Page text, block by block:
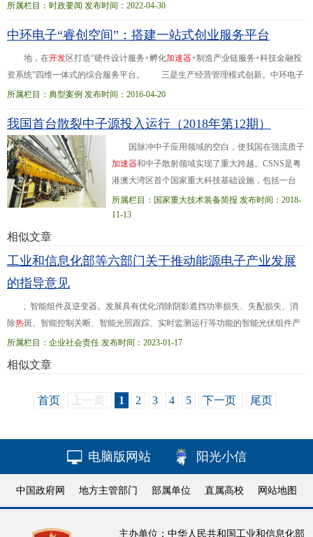
所属栏目：时政要闻 发布时间：2022-04-30
中环电子“睿创空间”：搭建一站式创业服务平台
地，在开发区打造“硬件设计服务+孵化加速器+制造产业链服务+科技金融投
资系统”四维一体式的综合服务平台。 三是生产经营管理模式创新。中环电子
集团积极推进企业与高校、科研院所、外部技术团队进行技术合作，促进技术创
3.5万平方米的产业化平台，一站式解决企业从初创、成长至壮大所需的空间、资
金、平台和服务。天津中环智地孵化平台预计每年引进10~15家智能硬件类创业项
目团队。
所属栏目：典型案例 发布时间：2016-04-20
我国首台散裂中子源投入运行（2018年第12期）
国脉冲中子应用领域的空白，使我国在强流质子
加速器和中子散射领域实现了重大跨越。CSNS是粤
港澳大湾区首个国家重大科技基础设施，包括一台
8000万电子伏特负氢离子直线加速 器、一台16亿电子
伏特快循环同步
加速器、靶站、谱仪等方面取得了一系列重大突破。
所属栏目：国家重大技术装备简报 发布时间：2018-
11-13
相似文章
工业和信息化部等六部门关于推动能源电子产业发展
的指导意见
; 智能组件及逆变器。发展具有优化消除阴影遮挡功率损失、失配损失、消
除热斑、智能控制关断、智能光照跟踪、实时监测运行等功能的智能光伏组件产
品，提升光伏组件轻质化、柔性化、智能化水平。
新型储能技术装备研发及产业化突破。 电池系统集成、检测评价和回收利用。
所属栏目：企业社会责任 发布时间：2023-01-17
相似文章
首页 上一页 1 2 3 4 5 下一页 尾页
电脑版网站 阳光小信
中国政府网 地方主管部门 部属单位 直属高校 网站地图
主办单位：中华人民共和国工业和信息化部